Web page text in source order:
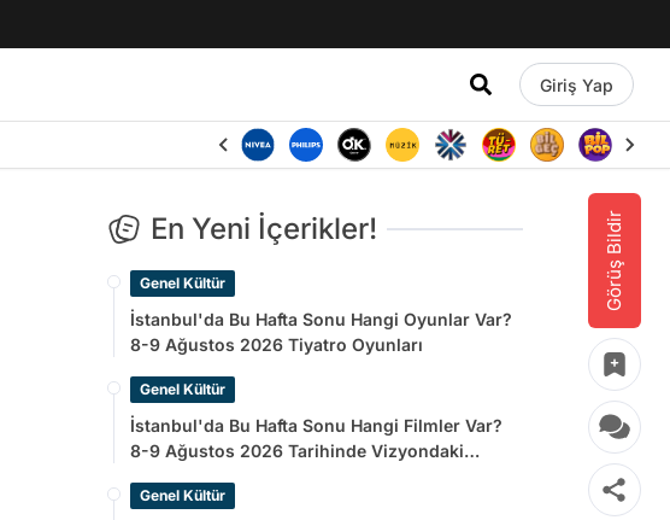
Giriş Yap
Görüş Bildir
En Yeni İçerikler!
Genel Kültür
İstanbul'da Bu Hafta Sonu Hangi Oyunlar Var?
8-9 Ağustos 2026 Tiyatro Oyunları
Genel Kültür
İstanbul'da Bu Hafta Sonu Hangi Filmler Var?
8-9 Ağustos 2026 Tarihinde Vizyondaki
Genel Kültür